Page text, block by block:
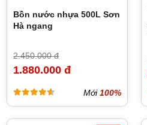
Bồn nước nhựa 500L Sơn
Hà ngang
2.450.000 đ
1.880.000 đ
Mới100%